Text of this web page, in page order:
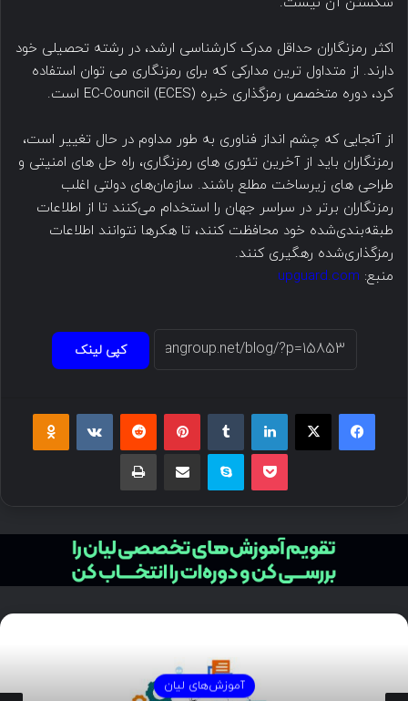
اکثر رمزنگاران حداقل مدرک کارشناسی ارشد، در رشته تحصیلی خود
دارند. از متداول ترین مدارکی که برای رمزنگاری می توان استفاده
کرد، دوره متخصص رمزگذاری خبره EC-Council (ECES) است.
از آنجایی که چشم انداز فناوری به طور مداوم در حال تغییر است،
رمزنگاران باید از آخرین تئوری های رمزنگاری، راه حل های امنیتی و
طراحی های زیرساخت مطلع باشند. سازمان‌های دولتی اغلب
رمزنگاران برتر در سراسر جهان را استخدام می‌کنند تا از اطلاعات
طبقه‌بندی‌شده خود محافظت کنند، تا هکرها نتوانند اطلاعات
رمزگذاری‌شده رهگیری کنند.
منبع: upguard.com
کپی لینک
آموزش‌های لیان